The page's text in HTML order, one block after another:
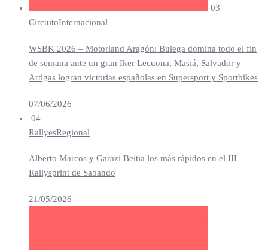
03
CircuitoInternacional
WSBK 2026 – Motorland Aragón: Bulega domina todo el fin
de semana ante un gran Iker Lecuona, Masiá, Salvador y
Artigas logran victorias españolas en Supersport y Sportbikes
07/06/2026
04
RallyesRegional
Alberto Marcos y Garazi Beitia los más rápidos en el III
Rallysprint de Sabando
21/05/2026